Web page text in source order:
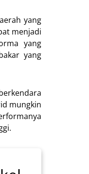
yang
menjadi
yang
yang
mungkin